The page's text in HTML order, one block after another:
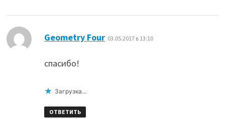
Geometry Four: 03.05.2017 в 13:10
спасибо!
Загрузка...
ОТВЕТИТЬ